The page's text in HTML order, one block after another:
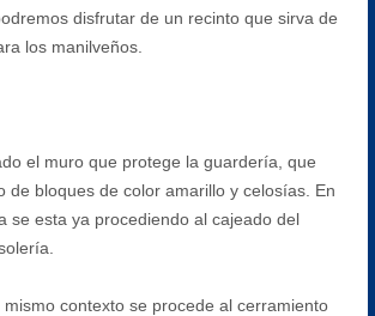
disfrutar de un recinto que sirva de
los manilveños.
el muro que protege la guardería, que
de bloques de color amarillo y celosías. En
se esta ya procediendo al cajeado del
mismo contexto se procede al cerramiento